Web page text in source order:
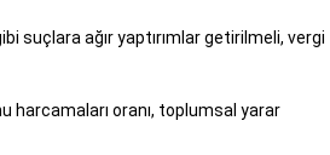
suçlara ağır yaptırımlar getirilmeli, vergi
harcamaları oranı, toplumsal yarar